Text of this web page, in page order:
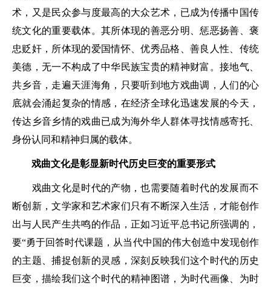
术，又是民众参与度最高的大众艺术，已成为传播中国传
统文化的重要载体。其所体现的善恶分明、惩恶扬善、褒
忠贬奸，所体现的爱国情怀、优秀品格、善良人性、传统
美德，无一不构成了中华民族宝贵的精神财富。接地气、
共乡音，走遍天涯海角，只要听到地方戏曲调，人们的心
底就会涌起复杂的情感，在经济全球化迅速发展的今天，
传达乡音乡情的戏曲已成为海外华人群体寻找情感寄托、
身份认同和精神归属的载体。
戏曲文化是彰显新时代历史巨变的重要形式
戏曲文化是时代的产物，也需要随着时代的发展而不
断创新，文学家和艺术家们只有不断深入生活，才能创作
出与人民产生共鸣的作品，正如习近平总书记所强调的，
要“勇于回答时代课题，从当代中国的伟大创造中发现创作
的主题、捕捉创新的灵感，深刻反映我们这个时代的历史
巨变，描绘我们这个时代的精神图谱，为时代画像、为时